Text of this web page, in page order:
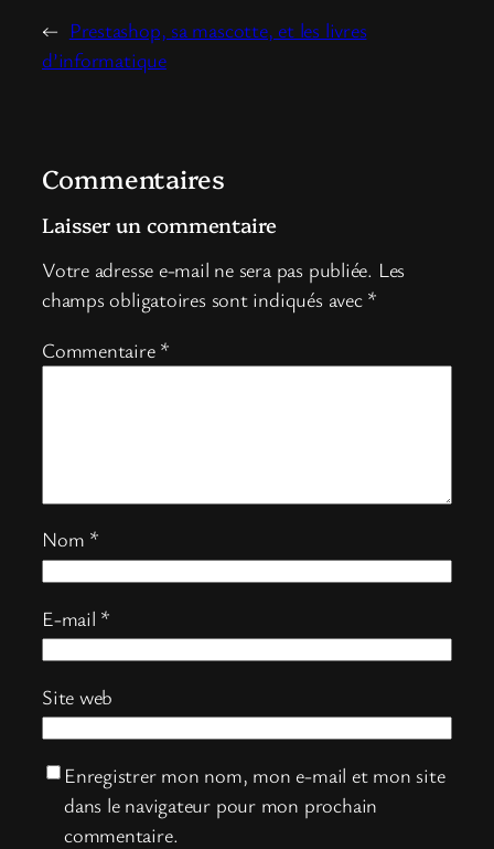
← Prestashop, sa mascotte, et les livres
d’informatique
Commentaires
Laisser un commentaire
Votre adresse e-mail ne sera pas publiée. Les
champs obligatoires sont indiqués avec *
Commentaire *
Nom *
E-mail *
Site web
Enregistrer mon nom, mon e-mail et mon site
dans le navigateur pour mon prochain
commentaire.